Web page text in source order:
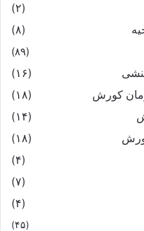
(۲)
(۸)
(۸۹)
(۱۶)
زمان کورش
(۱۸)
(۱۴)
(۱۸)
(۴)
(۷)
(۴)
(۴۵)